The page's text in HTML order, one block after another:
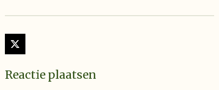
X
Reactie plaatsen